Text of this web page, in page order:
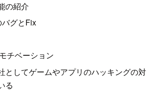
の紹介
バグとFix
チベーション
としてゲームやアプリのハッキングの対
る